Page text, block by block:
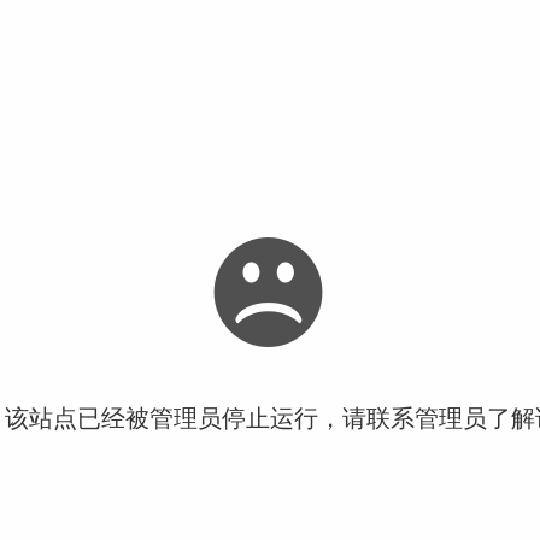
站点已经被管理员停止运行，请联系管理员了